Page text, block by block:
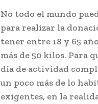
No todo el mundo
para realizar la
tener entre 18 y 65
más de 50 kilos. Para
día de actividad
un poco más de lo
exigentes, en la